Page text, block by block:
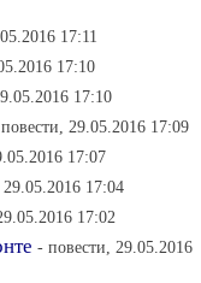
17:11
17:10
17:10
29.05.2016 17:09
17:07
17:04
17:02
- повести, 29.05.2016